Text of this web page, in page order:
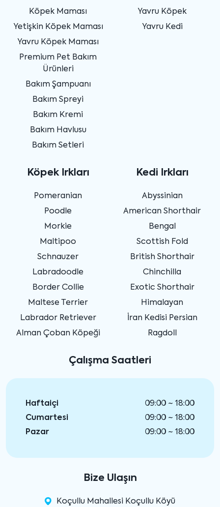
Köpek Maması
Yetişkin Köpek Maması
Yavru Köpek Maması
Premium Pet Bakım
Ürünleri
Bakım Şampuanı
Bakım Spreyi
Bakım Kremi
Bakım Havlusu
Bakım Setleri
Yavru Köpek
Yavru Kedi
Köpek Irkları
Pomeranian
Poodle
Morkie
Maltipoo
Schnauzer
Labradoodle
Border Collie
Maltese Terrier
Labrador Retriever
Alman Çoban Köpeği
Kedi Irkları
Abyssinian
American Shorthair
Bengal
Scottish Fold
British Shorthair
Chinchilla
Exotic Shorthair
Himalayan
İran Kedisi Persian
Ragdoll
Çalışma Saatleri
Haftaiçi
09:00 ~ 18:00
Cumartesi
09:00 ~ 18:00
Pazar
09:00 ~ 18:00
Bize Ulaşın
Koçullu Mahallesi Koçullu Köyü